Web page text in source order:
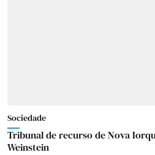
Sociedade
Tribunal de recurso de Nova
Weinstein